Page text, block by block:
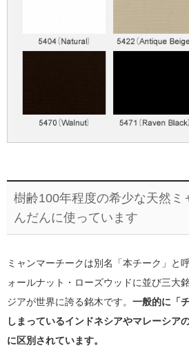
樹齢100年程度の希少な天然ミ
んだんに使っています
ミャンマーチークは別名「本チーク」と
ォールナット・ローズウッドに並び三大
ジアが世界に誇る銘木です。 一般的に「
しまっているインドネシアやマレーシア
に区別されています。